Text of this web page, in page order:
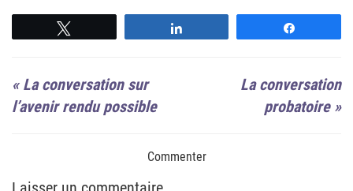
« La conversation sur
l’avenir rendu possible
La conversation
probatoire»
Commenter